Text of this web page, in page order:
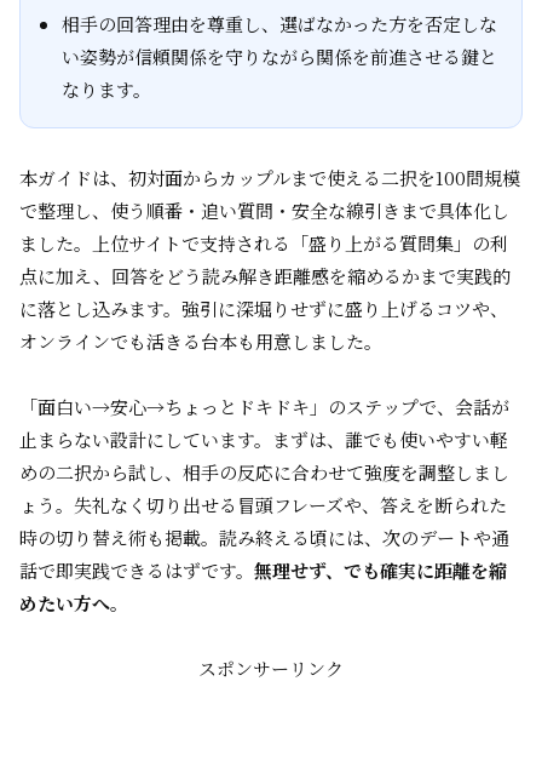
相手の回答理由を尊重し、選ばなかった方を否定しな
い姿勢が信頼関係を守りながら関係を前進させる鍵と
なります。
本ガイドは、初対面からカップルまで使える二択を100問規模
で整理し、使う順番・追い質問・安全な線引きまで具体化し
ました。上位サイトで支持される「盛り上がる質問集」の利
点に加え、回答をどう読み解き距離感を縮めるかまで実践的
に落とし込みます。強引に深堀りせずに盛り上げるコツや、
オンラインでも活きる台本も用意しました。
「面白い→安心→ちょっとドキドキ」のステップで、会話が
止まらない設計にしています。まずは、誰でも使いやすい軽
めの二択から試し、相手の反応に合わせて強度を調整しまし
ょう。失礼なく切り出せる冒頭フレーズや、答えを断られた
時の切り替え術も掲載。読み終える頃には、次のデートや通
話で即実践できるはずです。 無理せず、でも確実に距離を縮
めたい方へ。
スポンサーリンク